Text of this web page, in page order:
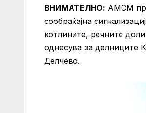
ВНИМАТЕЛНО: АМСМ
сообраќајна
котлините, речните
однесува за делниците
Делчево.